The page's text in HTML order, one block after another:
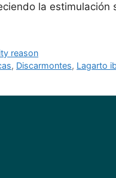
la
reason
, Discarmontes, Lagarto